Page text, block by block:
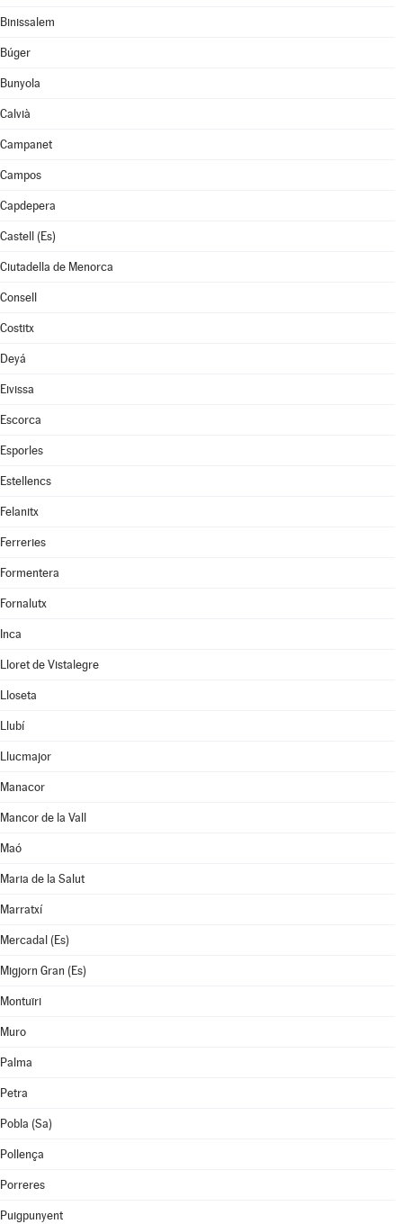
Binissalem
Búger
Bunyola
Calvià
Campanet
Campos
Capdepera
Castell (Es)
Ciutadella de Menorca
Consell
Costitx
Deyá
Eivissa
Escorca
Esporles
Estellencs
Felanitx
Ferreries
Formentera
Fornalutx
Inca
Lloret de Vistalegre
Lloseta
Llubí
Llucmajor
Manacor
Mancor de la Vall
Maó
Maria de la Salut
Marratxí
Mercadal (Es)
Migjorn Gran (Es)
Montuïri
Muro
Palma
Petra
Pobla (Sa)
Pollença
Porreres
Puigpunyent